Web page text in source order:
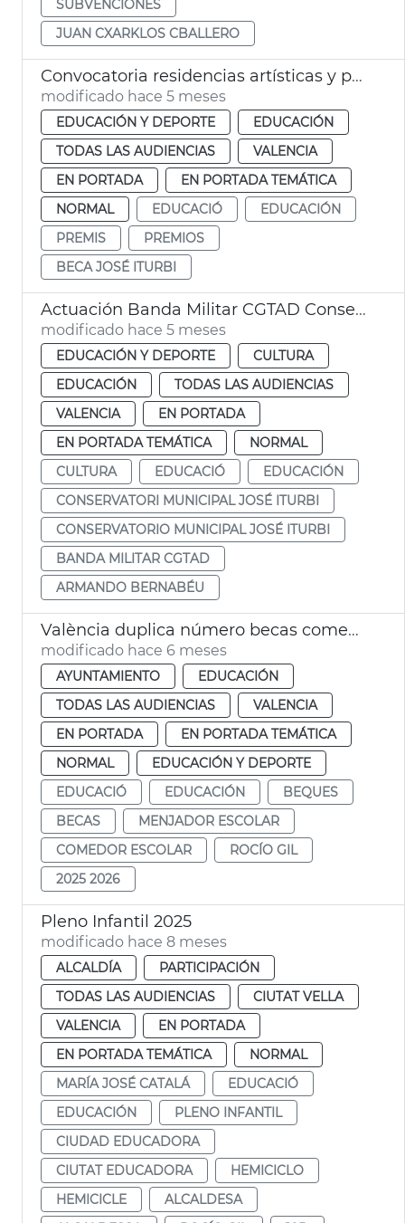
SUBVENCIONES
JUAN CXARKLOS CBALLERO
Convocatoria residencias artísticas y premio José Iturbi Educación València
modificado hace 5 meses
EDUCACIÓN Y DEPORTE
EDUCACIÓN
TODAS LAS AUDIENCIAS
VALENCIA
EN PORTADA
EN PORTADA TEMÁTICA
NORMAL
EDUCACIÓ
EDUCACIÓN
PREMIS
PREMIOS
BECA JOSÉ ITURBI
Actuación Banda Militar CGTAD Conservatorio municipal José Iturbi
modificado hace 5 meses
EDUCACIÓN Y DEPORTE
CULTURA
EDUCACIÓN
TODAS LAS AUDIENCIAS
VALENCIA
EN PORTADA
EN PORTADA TEMÁTICA
NORMAL
CULTURA
EDUCACIÓ
EDUCACIÓN
CONSERVATORI MUNICIPAL JOSÉ ITURBI
CONSERVATORIO MUNICIPAL JOSÉ ITURBI
BANDA MILITAR CGTAD
ARMANDO BERNABÉU
València duplica número becas comedor escolar
modificado hace 6 meses
AYUNTAMIENTO
EDUCACIÓN
TODAS LAS AUDIENCIAS
VALENCIA
EN PORTADA
EN PORTADA TEMÁTICA
NORMAL
EDUCACIÓN Y DEPORTE
EDUCACIÓ
EDUCACIÓN
BEQUES
BECAS
MENJADOR ESCOLAR
COMEDOR ESCOLAR
ROCÍO GIL
2025 2026
Pleno Infantil 2025
modificado hace 8 meses
ALCALDÍA
PARTICIPACIÓN
TODAS LAS AUDIENCIAS
CIUTAT VELLA
VALENCIA
EN PORTADA
EN PORTADA TEMÁTICA
NORMAL
MARÍA JOSÉ CATALÁ
EDUCACIÓ
EDUCACIÓN
PLENO INFANTIL
CIUDAD EDUCADORA
CIUTAT EDUCADORA
HEMICICLO
HEMICICLE
ALCALDESA